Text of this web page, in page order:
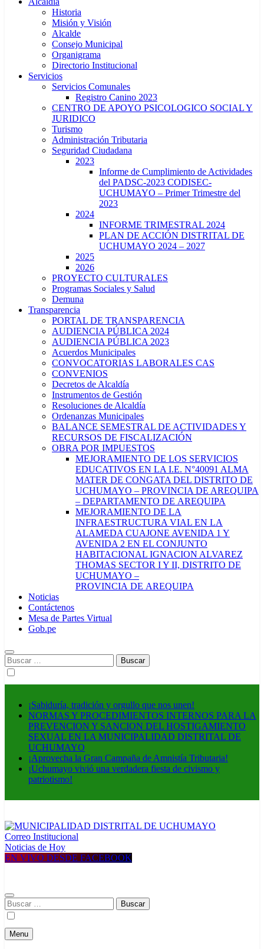
Historia
Misión y Visión
Alcalde
Consejo Municipal
Organigrama
Directorio Institucional
Servicios
Servicios Comunales
Registro Canino 2023
CENTRO DE APOYO PSICOLOGICO SOCIAL Y
JURIDICO
Turismo
Administración Tributaria
Seguridad Ciudadana
2023
Informe de Cumplimiento de Actividades
del PADSC-2023 CODISEC-
UCHUMAYO – Primer Trimestre del
2023
2024
INFORME TRIMESTRAL 2024
PLAN DE ACCIÓN DISTRITAL DE
UCHUMAYO 2024 – 2027
2025
2026
PROYECTO CULTURALES
Programas Sociales y Salud
Demuna
Transparencia
PORTAL DE TRANSPARENCIA
AUDIENCIA PÚBLICA 2024
AUDIENCIA PÚBLICA 2023
Acuerdos Municipales
CONVOCATORIAS LABORALES CAS
CONVENIOS
Decretos de Alcaldía
Instrumentos de Gestión
Resoluciones de Alcaldía
Ordenanzas Municipales
BALANCE SEMESTRAL DE ACTIVIDADES Y
RECURSOS DE FISCALIZACIÓN
OBRA POR IMPUESTOS
MEJORAMIENTO DE LOS SERVICIOS
EDUCATIVOS EN LA I.E. N°40091 ALMA
MATER DE CONGATA DEL DISTRITO DE
UCHUMAYO – PROVINCIA DE AREQUIPA
– DEPARTAMENTO DE AREQUIPA
MEJORAMIENTO DE LA
INFRAESTRUCTURA VIAL EN LA
ALAMEDA CUAJONE AVENIDA 1 Y
AVENIDA 2 EN EL CONJUNTO
HABITACIONAL IGNACION ALVAREZ
THOMAS SECTOR I Y II, DISTRITO DE
UCHUMAYO –
PROVINCIA DE AREQUIPA
Noticias
Contáctenos
Mesa de Partes Virtual
Gob.pe
Buscar:
¡Sabiduría, tradición y orgullo que nos unen!
NORMAS Y PROCEDIMIENTOS INTERNOS PARA LA
PREVENCION Y SANCION DEL HOSTIGAMIENTO
SEXUAL EN LA MUNICIPALIDAD DISTRITAL DE
UCHUMAYO
¡Aprovecha la Gran Campaña de Amnistía Tributaria!
¡Uchumayo vivió una verdadera fiesta de civismo y
patriotismo!
MUNICIPALIDAD DISTRITAL DE UCHUMAYO
Construyendo una nueva Historia
Correo Institucional
Noticias de Hoy
EN VIVO DESDE FACEBOOK
Buscar:
Menu